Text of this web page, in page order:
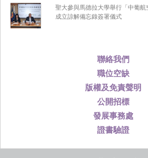
聯絡我們
職位空缺
版權及免責聲明
公開招標
發展事務處
證書驗證
聖大參與馬德拉大學舉行「中葡航
成立諒解備忘錄簽署儀式